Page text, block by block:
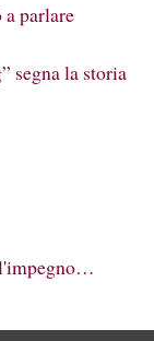
parlare
segna la storia